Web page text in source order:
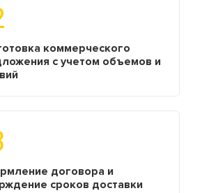
коммерческого
с учетом объемов и
договора и
сроков доставки